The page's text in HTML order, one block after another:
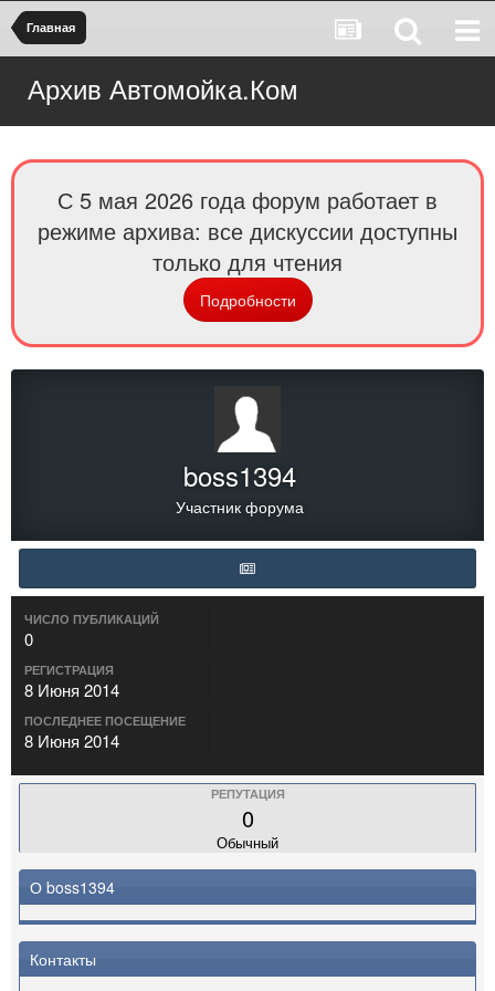
Главная
Архив Автомойка.Ком
С 5 мая 2026 года форум работает в
режиме архива: все дискуссии доступны
только для чтения
Подробности
boss1394
Участник форума
ЧИСЛО ПУБЛИКАЦИЙ
0
РЕГИСТРАЦИЯ
8 Июня 2014
ПОСЛЕДНЕЕ ПОСЕЩЕНИЕ
8 Июня 2014
РЕПУТАЦИЯ
0
Обычный
О boss1394
Контакты